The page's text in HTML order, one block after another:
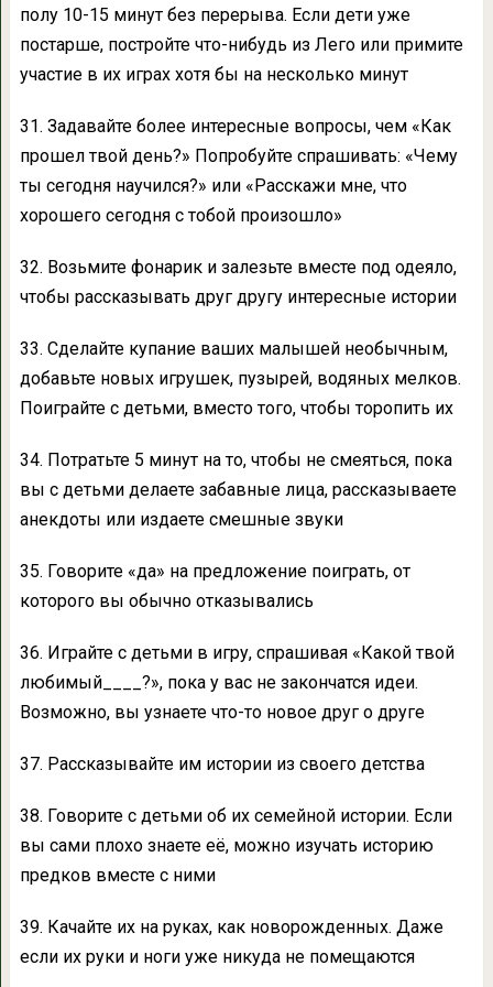
полу 10-15 минут без перерыва. Если дети уже
постарше, постройте что-нибудь из Лего или примите
участие в их играх хотя бы на несколько минут
31. Задавайте более интересные вопросы, чем «Как
прошел твой день?» Попробуйте спрашивать: «Чему
ты сегодня научился?» или «Расскажи мне, что
хорошего сегодня с тобой произошло»
32. Возьмите фонарик и залезьте вместе под одеяло,
чтобы рассказывать друг другу интересные истории
33. Сделайте купание ваших малышей необычным,
добавьте новых игрушек, пузырей, водяных мелков.
Поиграйте с детьми, вместо того, чтобы торопить их
34. Потратьте 5 минут на то, чтобы не смеяться, пока
вы с детьми делаете забавные лица, рассказываете
анекдоты или издаете смешные звуки
35. Говорите «да» на предложение поиграть, от
которого вы обычно отказывались
36. Играйте с детьми в игру, спрашивая «Какой твой
любимый____?», пока у вас не закончатся идеи.
Возможно, вы узнаете что-то новое друг о друге
37. Рассказывайте им истории из своего детства
38. Говорите с детьми об их семейной истории. Если
вы сами плохо знаете её, можно изучать историю
предков вместе с ними
39. Качайте их на руках, как новорожденных. Даже
если их руки и ноги уже никуда не помещаются